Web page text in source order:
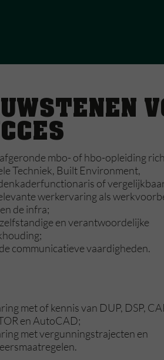
mbo- of hbo-opleiding
Techniek, Built Environment,
of
werkervaring als
de infra;
en verantwoordelijke
communicatieve vaardigheden.
met of kennis van DUP, DSP,
en AutoCAD;
met vergunningstrajecten en